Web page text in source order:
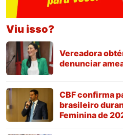
Viu isso?
Vereadora
denunciar
CBF confirma
brasileiro
Feminina de